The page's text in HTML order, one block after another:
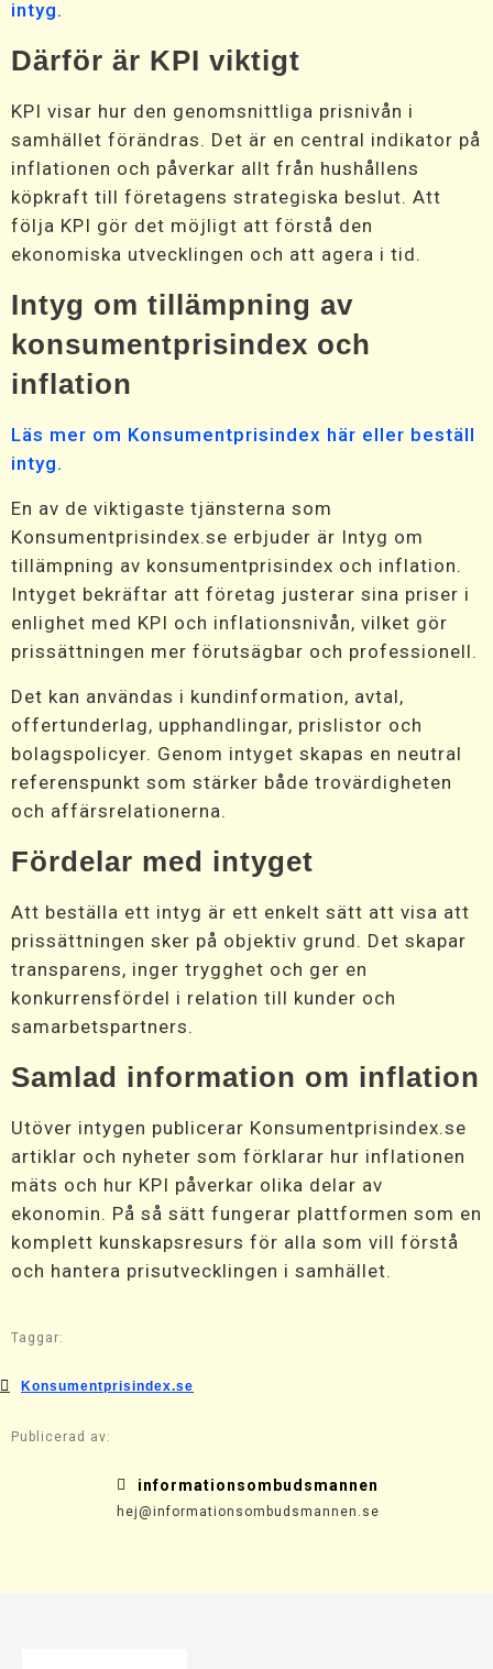
intyg.
Därför är KPI viktigt
KPI visar hur den genomsnittliga prisnivån i
samhället förändras. Det är en central indikator på
inflationen och påverkar allt från hushållens
köpkraft till företagens strategiska beslut. Att
följa KPI gör det möjligt att förstå den
ekonomiska utvecklingen och att agera i tid.
Intyg om tillämpning av
konsumentprisindex och
inflation
Läs mer om Konsumentprisindex här eller beställ
intyg.
En av de viktigaste tjänsterna som
Konsumentprisindex.se erbjuder är Intyg om
tillämpning av konsumentprisindex och inflation.
Intyget bekräftar att företag justerar sina priser i
enlighet med KPI och inflationsnivån, vilket gör
prissättningen mer förutsägbar och professionell.
Det kan användas i kundinformation, avtal,
offertunderlag, upphandlingar, prislistor och
bolagspolicyer. Genom intyget skapas en neutral
referenspunkt som stärker både trovärdigheten
och affärsrelationerna.
Fördelar med intyget
Att beställa ett intyg är ett enkelt sätt att visa att
prissättningen sker på objektiv grund. Det skapar
transparens, inger trygghet och ger en
konkurrensfördel i relation till kunder och
samarbetspartners.
Samlad information om inflation
Utöver intygen publicerar Konsumentprisindex.se
artiklar och nyheter som förklarar hur inflationen
mäts och hur KPI påverkar olika delar av
ekonomin. På så sätt fungerar plattformen som en
komplett kunskapsresurs för alla som vill förstå
och hantera prisutvecklingen i samhället.
Taggar:
Konsumentprisindex.se
Publicerad av:
informationsombudsmannen
hej@informationsombudsmannen.se